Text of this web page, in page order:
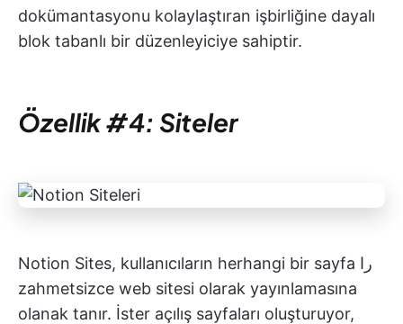
dokümantasyonu kolaylaştıran işbirliğine dayalı
blok tabanlı bir düzenleyiciye sahiptir.
Özellik #4: Siteler
Notion Sites, kullanıcıların herhangi bir sayfa را
zahmetsizce web sitesi olarak yayınlamasına
olanak tanır. İster açılış sayfaları oluşturuyor,